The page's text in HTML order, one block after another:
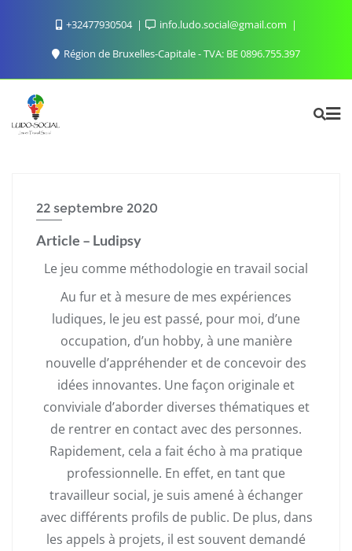
+32477930504 info.ludo.social@gmail.com
Région de Bruxelles-Capitale - TVA: BE 0896.755.397
22 septembre 2020
Article – Ludipsy
Le jeu comme méthodologie en travail social
Au fur et à mesure de mes expériences
ludiques, le jeu est passé, pour moi, d’une
occupation, d’un hobby, à une manière
nouvelle d’appréhender et de concevoir des
idées innovantes. Une façon originale et
conviviale d’aborder diverses thématiques et
de rentrer en contact avec des personnes.
Rapidement, cela a fait écho à ma pratique
professionnelle. En effet, en tant que
travailleur social, je suis amené à échanger
avec différents profils de public. De plus, dans
les appels à projets, il est souvent demandé